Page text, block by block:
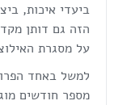
ביעדי איכות,
הזה גם דותן
על מסגרת
למשל באחד
מספר חודשים